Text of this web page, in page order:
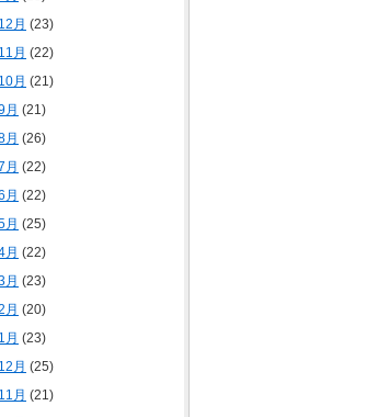
月 (23)
月 (22)
月 (21)
月 (21)
月 (26)
月 (22)
月 (22)
月 (25)
月 (22)
月 (23)
月 (20)
月 (23)
月 (25)
月 (21)